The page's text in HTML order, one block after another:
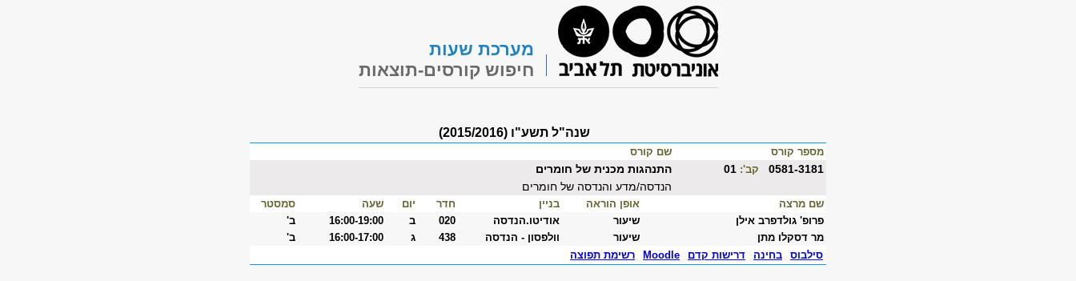
מערכת שעות
חיפוש קורסים-תוצאות
שנה"ל תשע"ו (2015/2016)
מספר קורס שם קורס
0581-3181 קב':
התנהגות מכנית של חומרים
הנדסה/מדע והנדסה של חומרים
שם מרצה אופן הוראה בניין חדר יום שעה
סמסטר
פרופ' גולדפרב אילן
שיעור אודיטו.הנדסה 020 ב 16:00-19:00
ב'
מר דסקלו מתן
שיעור וולפסון - הנדסה 438 ג 16:00-17:00
ב'
סילבוס
בחינה דרישות קדם Moodle רשימת תפוצה